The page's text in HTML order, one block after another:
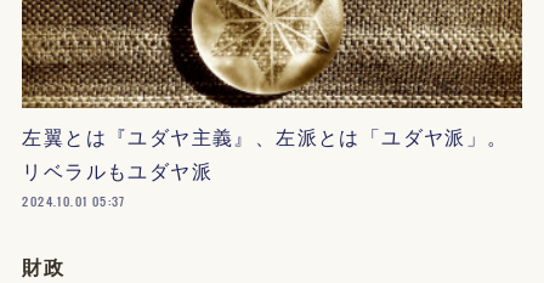
左翼とは『ユダヤ主義』、左派とは「ユダヤ派」。
リベラルもユダヤ派
2024.10.01 05:37
財政